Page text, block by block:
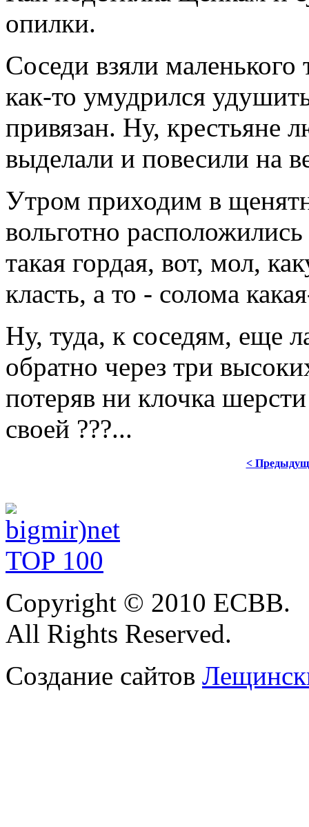
опилки.
Соседи взяли маленького
как-то умудрился
привязан. Ну, крестьяне
выделали и повесили на
Утром приходим в
вольготно
такая гордая, вот, мол,
класть, а то - солома
Ну, туда, к соседям, еще
обратно через три
потеряв ни клочка
своей ???...
<
Copyright © 2010 ЕСВВ.
All Rights Reserved.
Создание сайтов